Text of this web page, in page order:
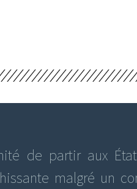
de partir aux
malgré un